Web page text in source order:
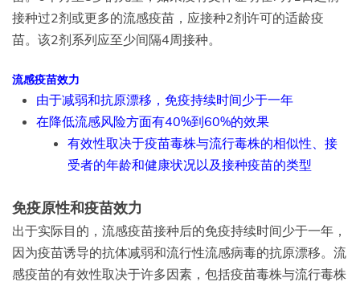
接种过2剂或更多的流感疫苗，应接种2剂许可的适龄疫
苗。该2剂系列应至少间隔4周接种。
流感疫苗效力
由于减弱和抗原漂移，免疫持续时间少于一年
在降低流感风险方面有40%到60%的效果
有效性取决于疫苗毒株与流行毒株的相似性、接
受者的年龄和健康状况以及接种疫苗的类型
免疫原性和疫苗效力
出于实际目的，流感疫苗接种后的免疫持续时间少于一年，
因为疫苗诱导的抗体减弱和流行性流感病毒的抗原漂移。流
感疫苗的有效性取决于许多因素，包括疫苗毒株与流行毒株